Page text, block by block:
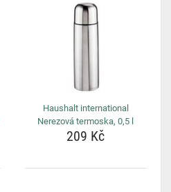
Haushalt international
Nerezová termoska, 0,5 l
209 Kč